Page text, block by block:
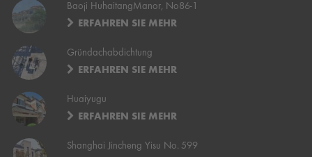
Baoji HuhaitangManor, No86-1
ERFAHREN SIE MEHR
Gründachabdichtung
ERFAHREN SIE MEHR
Huaiyugu
ERFAHREN SIE MEHR
Shanghai Jincheng Yisu No. 599